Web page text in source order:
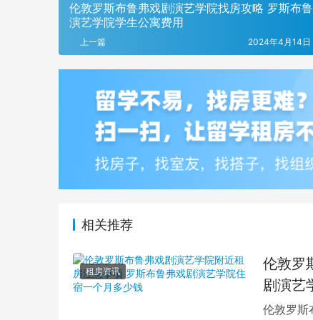
伦敦罗斯布鲁弗戏剧演艺学院找房攻略 罗斯布
演艺学院学生公寓费用
上一篇 2024年4月14日
相关推荐
租房资讯
伦敦罗
剧演艺
伦敦罗斯